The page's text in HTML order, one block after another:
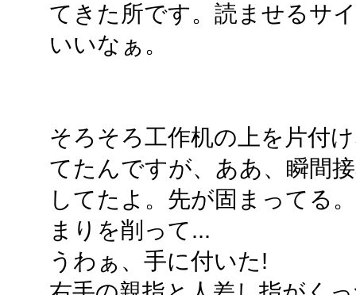
てきた所です。読ませるサ
いいなぁ。
そろそろ工作机の上を片付
てたんですが、ああ、瞬間
してたよ。先が固まってる
まりを削って...
うわぁ、手に付いた!